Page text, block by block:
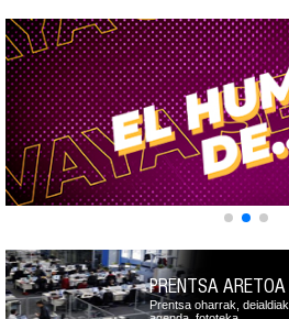
PRENTSA ARETOA
Prentsa oharrak, deialdiak,